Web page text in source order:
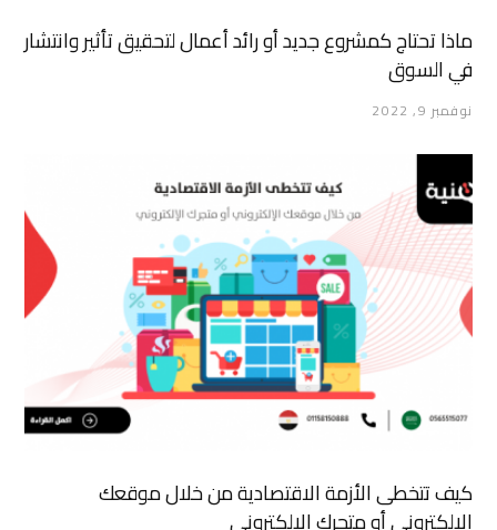
ماذا تحتاج كمشروع جديد أو رائد أعمال لتحقيق تأثير وانتشار
في السوق
نوفمبر 9, 2022
كيف تتخطى الأزمة الاقتصادية من خلال موقعك
الإلكتروني أو متجرك الإلكتروني